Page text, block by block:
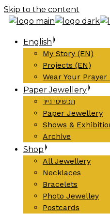
Skip to the content
English
My Story (EN)
Projects (EN)
Wear Your Prayer
Paper Jewellery
תכשיטי נייר
Paper Jewellery
Shows &
Archive
Shop
All Jewellery
Necklaces
Bracelets
Photo Jewelley
Postcards